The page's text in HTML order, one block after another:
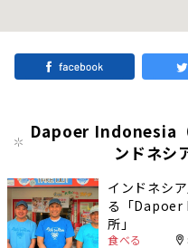
Dapoer Indonesia
ンドネシ
インドネシ
る「
所」
食べる